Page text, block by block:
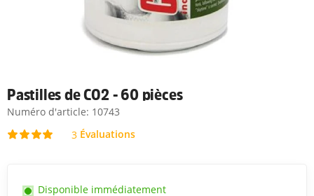
Pastilles de CO2 - 60 pièces
Numéro d'article: 10743
3Évaluations
Disponible immédiatement